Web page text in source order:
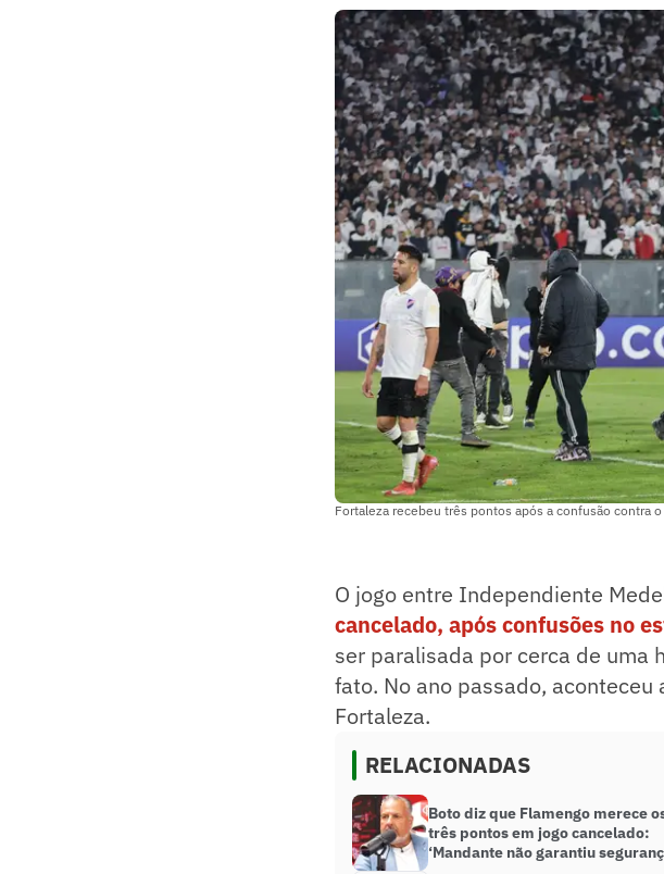
Fortaleza recebeu três pontos após a confusão contra
O jogo entre Independiente
cancelado, após confusões no
ser paralisada por cerca de uma
fato. No ano passado,
Fortaleza.
RELACIONADAS
Boto diz que Flamengo merece
três pontos em jogo cancelado:
‘Mandante não garantiu